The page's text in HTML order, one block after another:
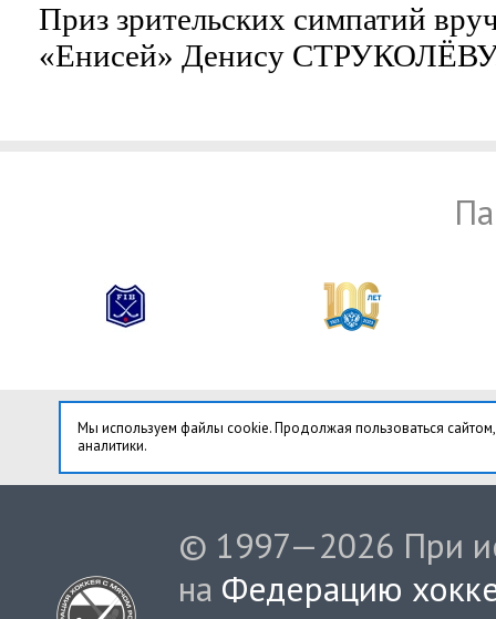
Приз зрительских симпатий
«Енисей» Денису
Мы используем файлы cookie. Продолжая пользоваться
аналитики.
© 1997—2026 При
на Федерацию